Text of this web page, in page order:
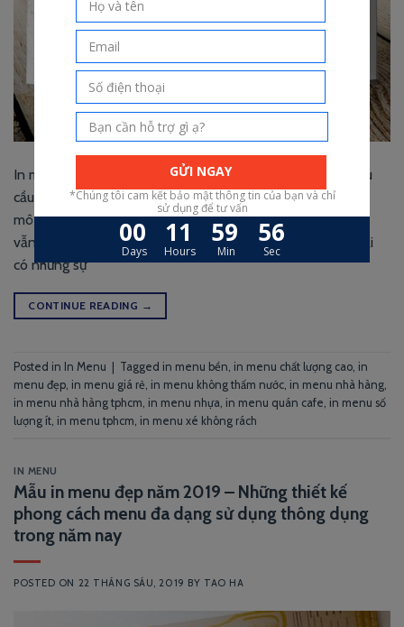
In menu giá rẻ tphcm ngày nay được xem như một loại nhu
cầu thiết yếu cho những nhà hàng, quán ăn kinh doanh quy
mô vừa và nhỏ. Và để tiết kiệm được một cách tốt nhất và
vẫn đạt được hiệu quả trong việc in menu nhà hàng thì phải
có những sự
CONTINUE READING →
Posted in In Menu Tagged in menu bền, in menu chất lượng cao, in
menu đẹp, in menu giá rẻ, in menu không thấm nước, in menu nhà hàng,
in menu nhà hàng tphcm, in menu nhựa, in menu quán cafe, in menu số
lượng ít, in menu tphcm, in menu xé không rách
IN MENU
Mẫu in menu đẹp năm 2019 – Những thiết kế
phong cách menu đa dạng sử dụng thông dụng
trong năm nay
POSTED ON 22 THÁNG SÁU, 2019 BY TAO HA